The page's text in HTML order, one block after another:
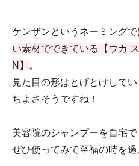
ケンザンというネーミング
い素材でできている【ウカ
N】
。
見た目の形はとげとげして
ちよさそうですね！
美容院のシャンプーを自宅
ぜひ使ってみて至福の時を